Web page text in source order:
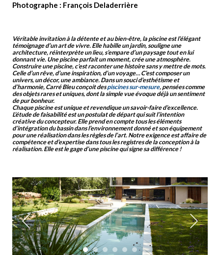
Photographe : François Deladerrière
Véritable invitation à la détente et au bien-être, la piscine est l’élégant
témoignage d’un art de vivre. Elle habille un jardin, souligne une
architecture, réinterprète un lieu, s’empare d’un paysage tout en lui
donnant vie. Une piscine parfait un moment, crée une atmosphère.
Construire une piscine, c’est raconter une histoire sans y mettre de mots.
Celle d’un rêve, d’une inspiration, d’un voyage… C’est composer un
univers, un décor, une ambiance. Dans un souci d’esthétisme et
d’harmonie, Carré Bleu conçoit despiscines sur-mesure, pensées comme
des objets rares et uniques, dont la simple vue évoque déjà un sentiment
de pur bonheur.
Chaque piscine est unique et revendique un savoir-faire d’excellence.
L’étude de faisabilité est un postulat de départ qui suit l’intention
créative du concepteur. Elle prend en compte tous les éléments
d’intégration du bassin dans l’environnement donné et son équipement
pour une réalisation dans les règles de l’art. Notre exigence est affaire de
compétence et d’expertise dans tous les registres de la conception à la
réalisation. Elle est le gage d’une piscine qui signe sa différence !